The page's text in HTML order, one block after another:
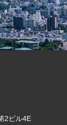
2ビル4E